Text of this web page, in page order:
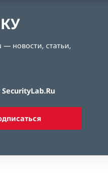
новости, статьи,